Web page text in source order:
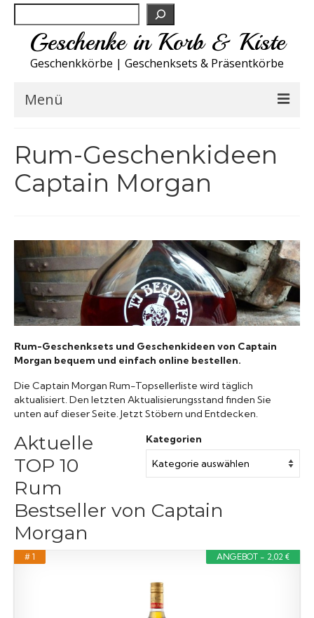
Geschenke in Korb & Kiste
Geschenkkörbe | Geschenksets & Präsentkörbe
Menü
Spirituosen
Sport
Wohnen
Rum-Geschenkideen
Captain Morgan
Rum-Geschenksets und Geschenkideen von Captain
Morgan bequem und einfach online bestellen.
Die Captain Morgan Rum-Topsellerliste wird täglich
aktualisiert. Den letzten Aktualisierungsstand finden Sie
unten auf dieser Seite. Jetzt Stöbern und Entdecken.
Kategorien
Aktuelle
TOP 10
Rum
Bestseller von Captain
Morgan
ANGEBOT - 2,02 €
# 1